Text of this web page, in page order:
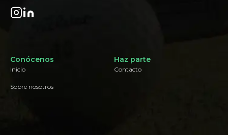
Conócenos
Inicio
Sobre nosotros
Haz parte
Contacto